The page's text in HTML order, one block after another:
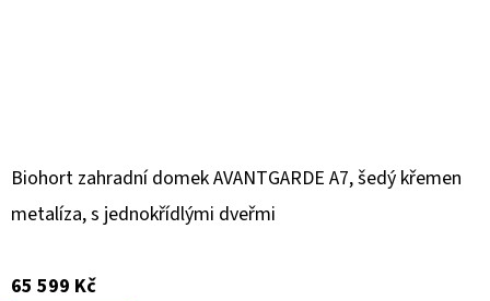
Biohort zahradní domek AVANTGARDE A7, šedý křemen
metalíza, s jednokřídlými dveřmi
65 599 Kč